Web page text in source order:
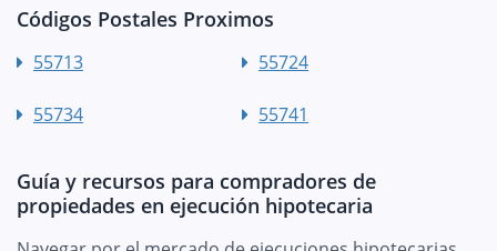
Códigos Postales Proximos
55713 55724
55734 55741
Guía y recursos para compradores de
propiedades en ejecución hipotecaria